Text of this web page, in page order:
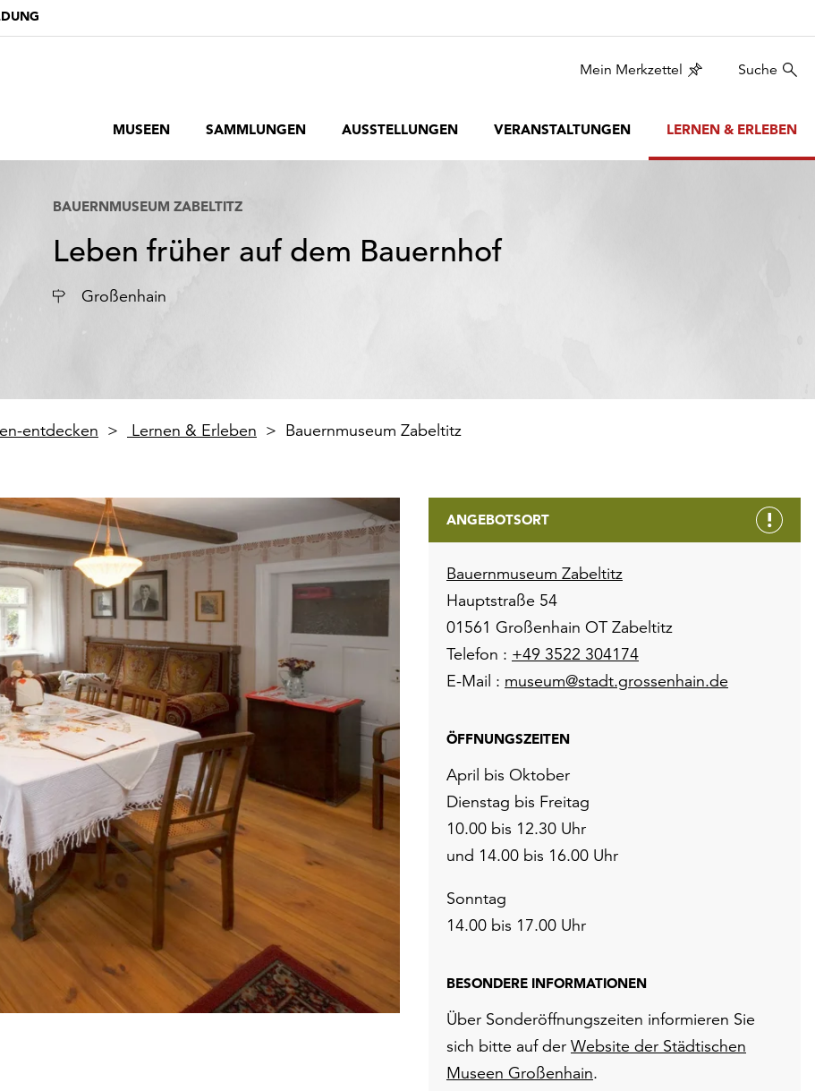
Mein Merkzettel Suche
MUSEEN SAMMLUNGEN AUSSTELLUNGEN VERANSTALTUNGEN LERNEN & ERLEBEN
BAUERNMUSEUM ZABELTITZ
Leben früher auf dem Bauernhof
Ort Großenhain
entdecken Lernen & Erleben Bauernmuseum Zabeltitz
ANGEBOTSORT
Bauernmuseum Zabeltitz
Hauptstraße 54
01561 Großenhain OT Zabeltitz
Telefon : +49 3522 304174
E-Mail : museum@stadt.grossenhain.de
ÖFFNUNGSZEITEN
April bis Oktober
Dienstag bis Freitag
10.00 bis 12.30 Uhr
und 14.00 bis 16.00 Uhr
Sonntag
14.00 bis 17.00 Uhr
BESONDERE INFORMATIONEN
Über Sonderöffnungszeiten informieren Sie
sich bitte auf der Website der Städtischen
Museen Großenhain.